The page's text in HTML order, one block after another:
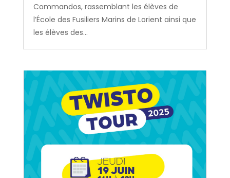
Commandos, rassemblant les élèves de
l’École des Fusiliers Marins de Lorient ainsi que
les élèves des...